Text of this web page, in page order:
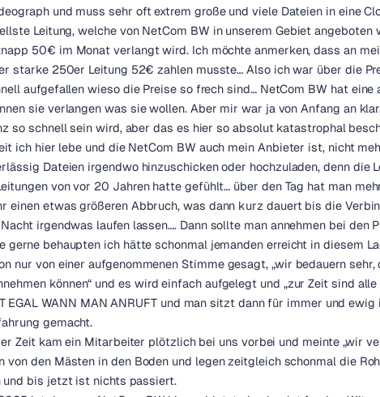
und muss sehr oft extrem große und viele Dateien in eine
Leitung, welche von NetCom BW in unserem Gebiet
50€ im Monat verlangt wird. Ich möchte anmerken, dass an
starke 250er Leitung 52€ zahlen musste… Also ich war über die
aufgefallen wieso die Preise so frech sind… NetCom BW hat
sie verlangen was sie wollen. Aber mir war ja von Anfang an
so schnell sein wird, aber das es hier so absolut katastrophal
ich hier lebe und die NetCom BW auch mein Anbieter ist, nicht
Dateien irgendwo hinzuschicken oder hochzuladen, denn
von vor 20 Jahren hatte gefühlt… über den Tag hat man
einen etwas größeren Abbruch, was dann kurz dauert bis die
irgendwas laufen lassen…. Dann sollte man annehmen bei
gerne behaupten ich hätte schonmal jemanden erreicht in diesem
nur von einer aufgenommenen Stimme gesagt, „wir bedauern
können“ und es wird einfach aufgelegt und „zur Zeit sind
EGAL WANN MAN ANRUFT und man sitzt dann für immer und
gemacht.
Zeit kam ein Mitarbeiter plötzlich bei uns vorbei und meinte „wir
von den Mästen in den Boden und legen zeitgleich schonmal die
und bis jetzt ist nichts passiert.